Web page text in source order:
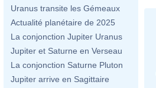
Uranus transite les Gémeaux
Actualité planétaire de 2025
La conjonction Jupiter Uranus
Jupiter et Saturne en Verseau
La conjonction Saturne Pluton
Jupiter arrive en Sagittaire